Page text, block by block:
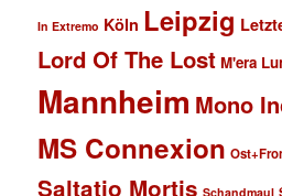
In Extremo Köln Leipzig
Lord Of The Lost M'era
Mannheim Mono
MS Connexion
Saltatio Mortis Schandmaul